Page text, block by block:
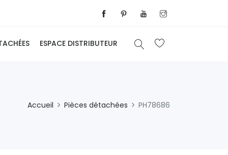
ESPACE DISTRIBUTEUR
Accueil Pièces détachées PH78686